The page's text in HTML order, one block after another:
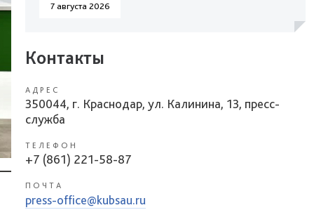
7 августа 2026
Контакты
АДРЕС
350044, г. Краснодар, ул. Калинина, 13, пресс-
служба
ТЕЛЕФОН
+7 (861) 221-58-87
ПОЧТА
press-office@kubsau.ru